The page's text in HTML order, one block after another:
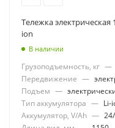
Тележка электрическая
ion
В наличии
Грузоподъемность, кг —
Передвижение —
Подъем —
Тип аккумулятора — Li-
Аккумулятор, V/Ah —